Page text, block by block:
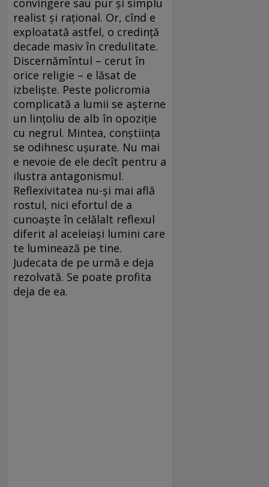
realist şi raţional. Or, cînd e
exploatată astfel, o credinţă
decade masiv în credulitate.
Discernămîntul – cerut în
orice religie – e lăsat de
izbelişte. Peste policromia
complicată a lumii se aşterne
un linţoliu de alb în opoziţie
cu negrul. Mintea, conştiinţa
se odihnesc uşurate. Nu mai
e nevoie de ele decît pentru a
ilustra antagonismul.
Reflexivitatea nu-şi mai află
rostul, nici efortul de a
cunoaşte în celălalt reflexul
diferit al aceleiaşi lumini care
te luminează pe tine.
Judecata de pe urmă e deja
rezolvată. Se poate profita
deja de ea.